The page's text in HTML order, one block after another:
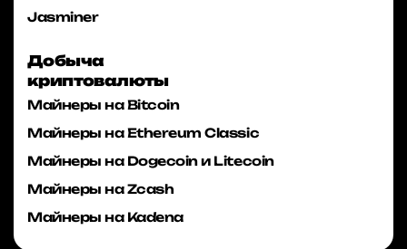
Jasminer
Добыча
криптовалюты
Майнеры на Bitcoin
Майнеры на Ethereum Classic
Майнеры на Dogecoin и Litecoin
Майнеры на Zcash
Майнеры на Kadena